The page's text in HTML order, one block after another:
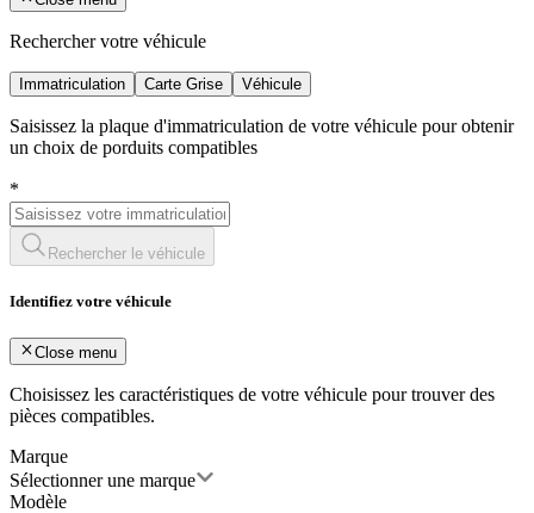
Rechercher votre véhicule
Immatriculation Carte Grise Véhicule
Saisissez la plaque d'immatriculation de votre véhicule pour obtenir
un choix de porduits compatibles
*
Rechercher le véhicule
Identifiez votre véhicule
Close menu
Choisissez les caractéristiques de votre véhicule pour trouver des
pièces compatibles.
Marque
Sélectionner une marque
Modèle